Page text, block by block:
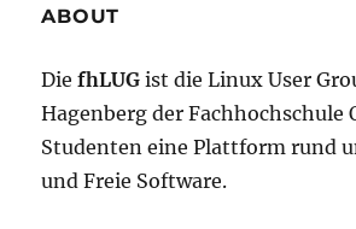
ABOUT
DiefhLUG ist die Linux User
Hagenberg der Fachhochschule
Studenten eine Plattform rund
und Freie Software.